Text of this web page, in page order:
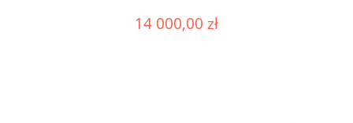
14 000,00 zł